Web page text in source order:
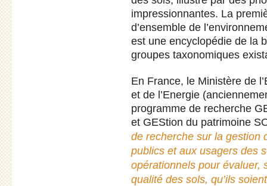
impressionnantes. La
d’ensemble de
est une encyclopédie de la
groupes taxonomiques
En France, le Ministère de
et de l’Energie
programme de recherche
et GEStion du patrimoine
de recherche sur la gestion
publics et aux usagers des
opérationnels pour évaluer,
qualité des sols, qu’ils